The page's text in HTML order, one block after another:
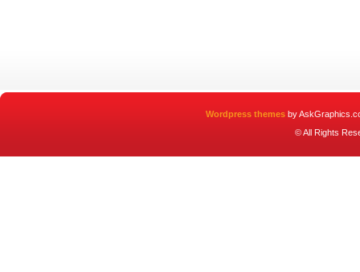
Wordpress themes by
© All Rights